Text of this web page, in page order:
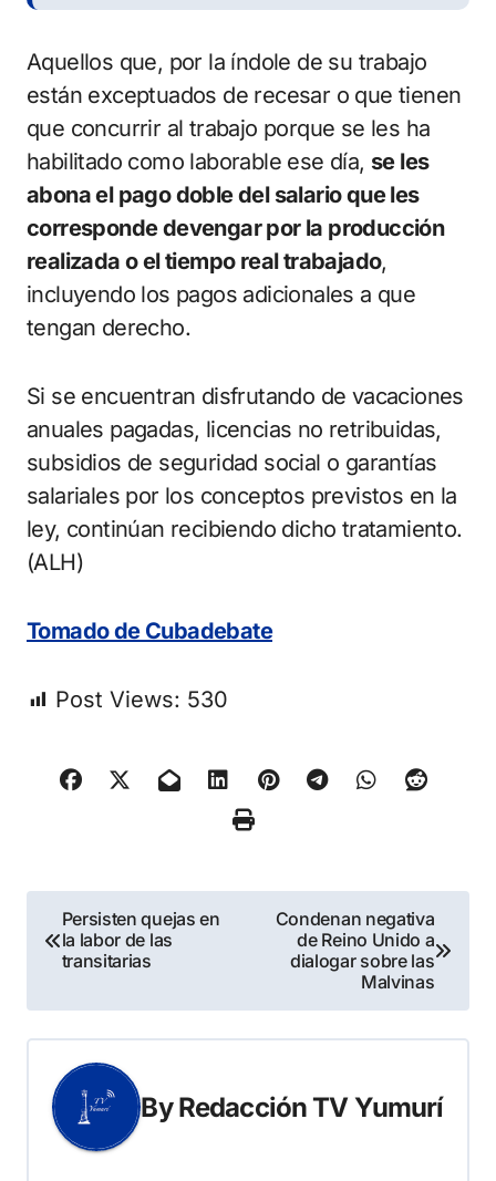
Aquellos que, por la índole de su trabajo
están exceptuados de recesar o que tienen
que concurrir al trabajo porque se les ha
habilitado como laborable ese día, se les
abona el pago doble del salario que les
corresponde devengar por la producción
realizada o el tiempo real trabajado,
incluyendo los pagos adicionales a que
tengan derecho.
Si se encuentran disfrutando de vacaciones
anuales pagadas, licencias no retribuidas,
subsidios de seguridad social o garantías
salariales por los conceptos previstos en la
ley, continúan recibiendo dicho tratamiento.
(ALH)
Tomado de Cubadebate
Post Views: 530
Navegación
de
entradas
Persisten quejas en
la labor de las
transitarias
Condenan negativa
de Reino Unido a
dialogar sobre las
Malvinas
ByRedacción TV Yumurí